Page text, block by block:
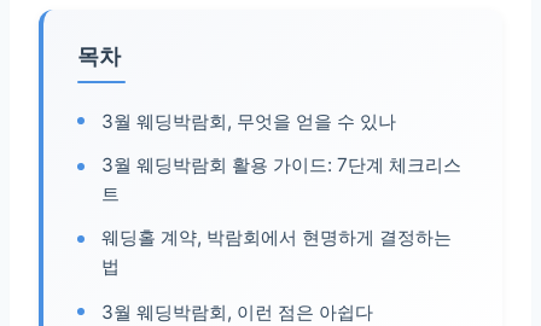
목차
3월 웨딩박람회, 무엇을 얻을 수 있나
3월 웨딩박람회 활용 가이드: 7단계 체크리스
트
웨딩홀 계약, 박람회에서 현명하게 결정하는
법
3월 웨딩박람회, 이런 점은 아쉽다